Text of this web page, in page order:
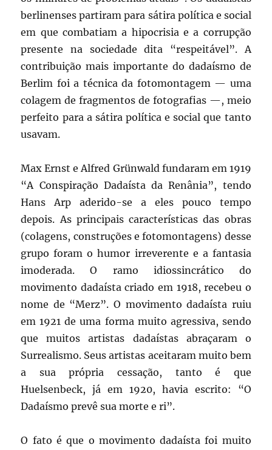
berlinenses partiram para sátira política e social
em que combatiam a hipocrisia e a corrupção
presente na sociedade dita “respeitável”. A
contribuição mais importante do dadaísmo de
Berlim foi a técnica da fotomontagem — uma
colagem de fragmentos de fotografias —, meio
perfeito para a sátira política e social que tanto
usavam.
Max Ernst e Alfred Grünwald fundaram em 1919
“A Conspiração Dadaísta da Renânia”, tendo
Hans Arp aderido-se a eles pouco tempo
depois. As principais características das obras
(colagens, construções e fotomontagens) desse
grupo foram o humor irreverente e a fantasia
imoderada. O ramo idiossincrático do
movimento dadaísta criado em 1918, recebeu o
nome de “Merz”. O movimento dadaísta ruiu
em 1921 de uma forma muito agressiva, sendo
que muitos artistas dadaístas abraçaram o
Surrealismo. Seus artistas aceitaram muito bem
a sua própria cessação, tanto é que
Huelsenbeck, já em 1920, havia escrito: “O
Dadaísmo prevê sua morte e ri”.
O fato é que o movimento dadaísta foi muito